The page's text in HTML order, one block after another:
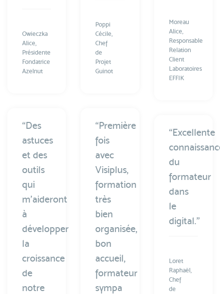
Poppi
Cécile,
Chef
de
Projet
Guinot
Owieczka
Alice,
Présidente
Fondatrice
Azelnut
Moreau
Alice,
Responsable
Relation
Client
Laboratoires
EFFIK
“Des
astuces
et des
outils
qui
m’aideront
à
développer
la
croissance
de
notre
“Première
fois
avec
Visiplus,
formation
très
bien
organisée,
bon
accueil,
formateur
sympa
“Excellente
du
formateur
dans
le
digital.”
Loret
Raphaël,
Chef
de